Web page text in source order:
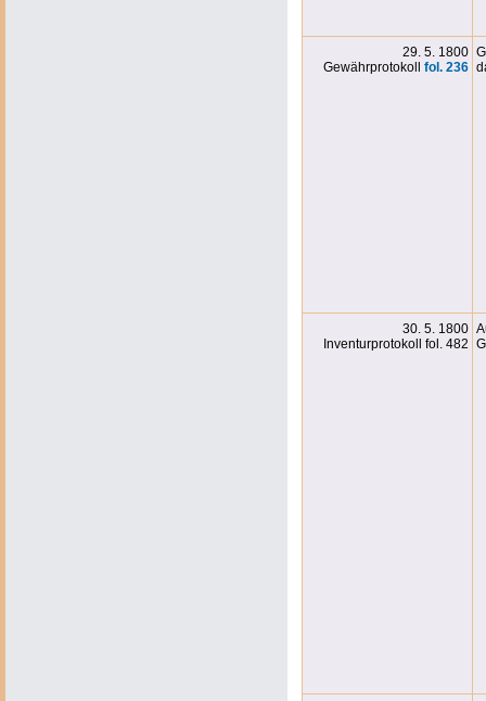
29. 5. 1800
Gewährprotokoll fol. 236
30. 5. 1800
Inventurprotokoll fol. 482